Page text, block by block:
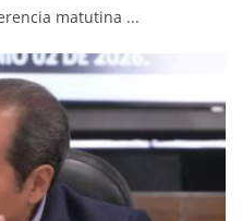
matutina ...